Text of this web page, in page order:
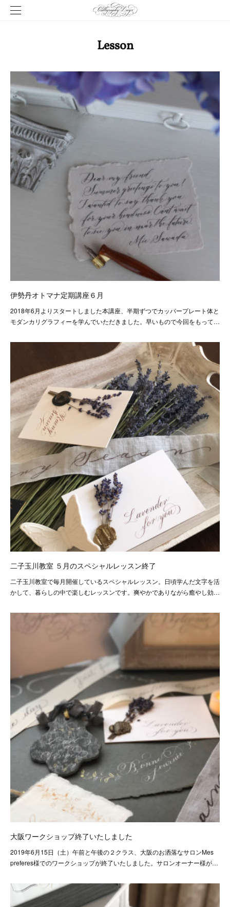
Lesson
伊勢丹オトマナ定期講座６月
2018年6月よりスタートしました本講座、半期ずつでカッパープレート体と
モダンカリグラフィーを学んでいただきました。早いもので今回をもって…
二子玉川教室 ５月のスペシャルレッスン終了
二子玉川教室で毎月開催しているスペシャルレッスン。日頃学んだ文字を活
かして、暮らしの中で楽しむレッスンです。爽やかでありながら癒やし効…
大阪ワークショップ終了いたしました
2019年6月15日（土）午前と午後の２クラス、大阪のお洒落なサロンMes
preferes様でのワークショップが終了いたしました。サロンオーナー様が…